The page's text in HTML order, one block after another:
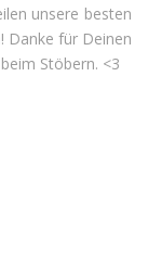
unsere besten
Danke für Deinen
Stöbern. <3